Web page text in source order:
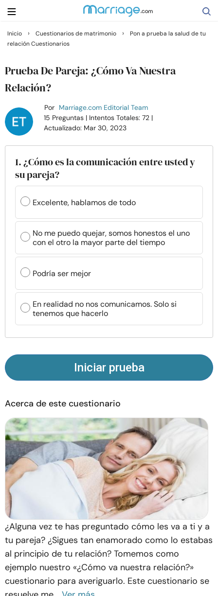
Buscar
Casarse
Relaciones
Familia
Ayuda
Cursos
Recursos
Comunidad
Encuentra un terapeuta
Idioma
nosotros
© Copyright 2026. Todos los derechos reservados.
Inicio › Cuestionarios de matrimonio ›
Pon a prueba la salud de tu
relación Cuestionarios
Prueba De Pareja: ¿Cómo Va Nuestra
Relación?
Por Marriage.com Editorial Team
15 Preguntas | Intentos Totales: 72 |
Actualizado: Mar 30, 2023
1. ¿Cómo es la comunicación entre usted y
su pareja?
Excelente, hablamos de todo
No me puedo quejar, somos honestos el uno
con el otro la mayor parte del tiempo
Podría ser mejor
En realidad no nos comunicamos. Solo si
tenemos que hacerlo
Iniciar prueba
Acerca de este cuestionario
¿Alguna vez te has preguntado cómo les va a ti y a
tu pareja? ¿Sigues tan enamorado como lo estabas
al principio de tu relación? Tomemos como
ejemplo nuestro «¿Cómo va nuestra relación?»
cuestionario para averiguarlo. Este cuestionario se